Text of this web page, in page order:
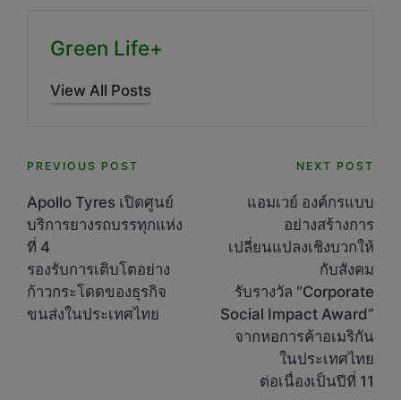
Green Life+
View All Posts
Post
navigation
PREVIOUS POST
Apollo Tyres เปิดศูนย์
บริการยางรถบรรทุกแห่ง
ที่ 4
รองรับการเติบโตอย่าง
ก้าวกระโดดของธุรกิจ
ขนส่งในประเทศไทย
NEXT POST
แอมเวย์ องค์กรแบบ
อย่างสร้างการ
เปลี่ยนแปลงเชิงบวกให้
กับสังคม
รับรางวัล “Corporate
Social Impact Award”
จากหอการค้าอเมริกัน
ในประเทศไทย
ต่อเนื่องเป็นปีที่ 11